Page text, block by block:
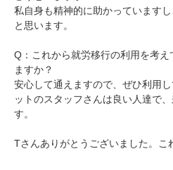
私自身も精神的に助かっています
と思います。
Q：これから就労移行の利用を考
ますか？
安心して通えますので、ぜひ利用
ットのスタッフさんは良い人達で
す。
Tさんありがとうございました。こ